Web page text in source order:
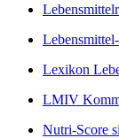
Lexikon
LMIV
Nutri-Score